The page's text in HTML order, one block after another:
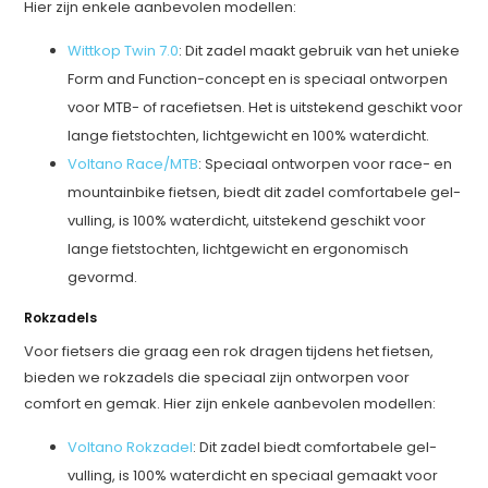
Hier zijn enkele aanbevolen modellen:
Wittkop Twin 7.0: Dit zadel maakt gebruik van het unieke
Form and Function-concept en is speciaal ontworpen
voor MTB- of racefietsen. Het is uitstekend geschikt voor
lange fietstochten, lichtgewicht en 100% waterdicht.
Voltano Race/MTB: Speciaal ontworpen voor race- en
mountainbike fietsen, biedt dit zadel comfortabele gel-
vulling, is 100% waterdicht, uitstekend geschikt voor
lange fietstochten, lichtgewicht en ergonomisch
gevormd.
Rokzadels
Voor fietsers die graag een rok dragen tijdens het fietsen,
bieden we rokzadels die speciaal zijn ontworpen voor
comfort en gemak. Hier zijn enkele aanbevolen modellen:
Voltano Rokzadel: Dit zadel biedt comfortabele gel-
vulling, is 100% waterdicht en speciaal gemaakt voor